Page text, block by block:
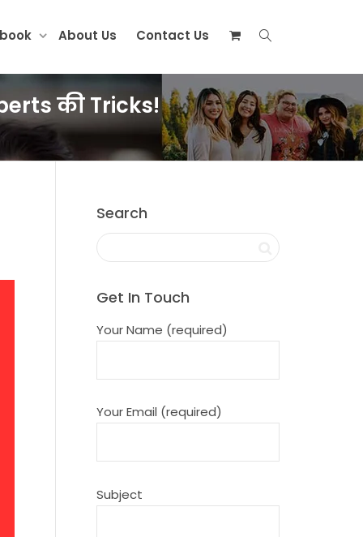
About Us Contact Us
की Tricks!
Search
Get In Touch
Your Name (required)
Your Email (required)
Subject